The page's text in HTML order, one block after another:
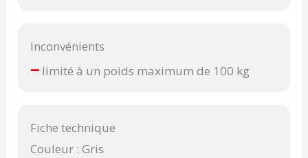
Inconvénients
– limité à un poids maximum de 100 kg
Fiche technique
Couleur : Gris